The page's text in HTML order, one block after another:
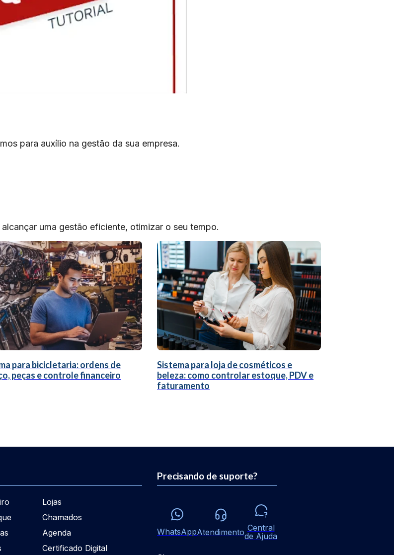
para auxílio na gestão da sua empresa.
uma gestão eficiente, otimizar o seu tempo.
para bicicletaria: ordens de
peças e controle financeiro
Sistema para loja de cosméticos e
beleza: como controlar estoque, PDV e
faturamento
Lojas
Chamados
Agenda
Certificado Digital
Precisando de suporte?
WhatsAppAtendimento Central
de Ajuda